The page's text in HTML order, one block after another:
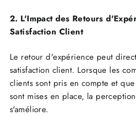
2. L'Impact des Retours
Satisfaction Client
Le retour d'expérience peut
satisfaction client. Lorsque les
clients sont pris en compte et
sont mises en place, la
s'améliore.